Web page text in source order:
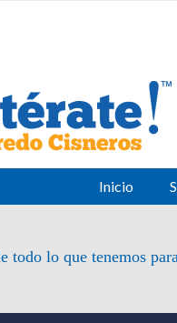
Inicio
todo lo que tenemos